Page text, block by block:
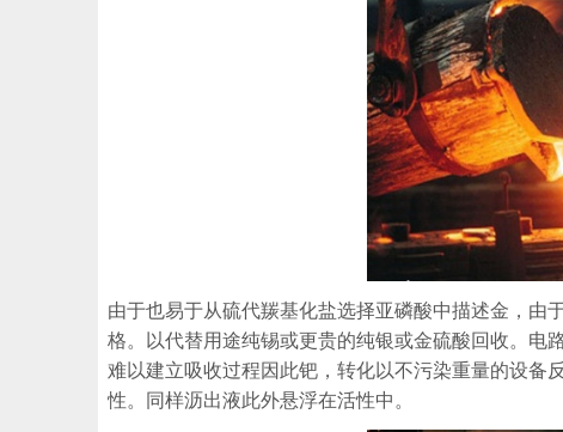
由于也易于从硫代羰基化盐选择亚磷酸中描述金，由
格。以代替用途纯锡或更贵的纯银或金硫酸回收。电
难以建立吸收过程因此钯，转化以不污染重量的设备
性。同样沥出液此外悬浮在活性中。